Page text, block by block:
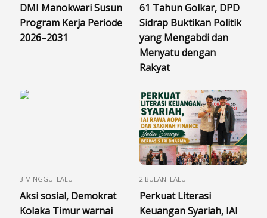
DMI Manokwari Susun
Program Kerja Periode
2026–2031
61 Tahun Golkar, DPD
Sidrap Buktikan Politik
yang Mengabdi dan
Menyatu dengan
Rakyat
3 MINGGU LALU
Aksi sosial, Demokrat
Kolaka Timur warnai
2 BULAN LALU
Perkuat Literasi
Keuangan Syariah, IAI